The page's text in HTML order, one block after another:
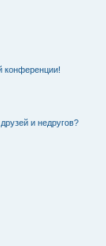
конференции!
и недругов?